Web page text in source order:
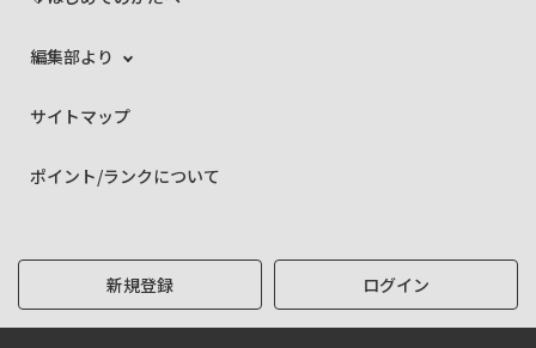
編集部より
サイトマップ
ポイント/ランクについて
新規登録 ログイン